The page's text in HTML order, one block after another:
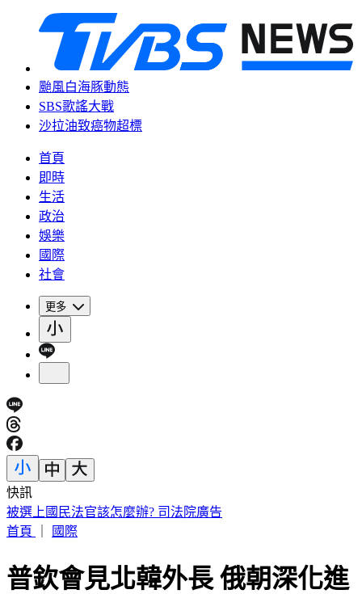
颱風白海豚動態
SBS歌謠大戰
沙拉油致癌物超標
首頁
即時
生活
政治
娛樂
國際
社會
更多
快訊
IU無預警召喚前男友 韓網替「她」心疼：很不舒服
首頁
國際
普欽會見北韓外長 俄朝深化進